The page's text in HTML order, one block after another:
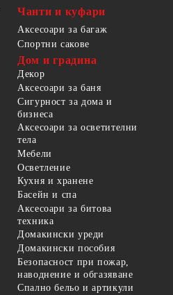
Чанти и куфари
Аксесоари за багаж
Спортни сакове
Дом и градина
Декор
Аксесоари за баня
Сигурност за дома и
бизнеса
Аксесоари за осветителни
тела
Мебели
Осветление
Кухня и хранене
Басейн и спа
Аксесоари за битова
техника
Домакински уреди
Домакински пособия
Безопасност при пожар,
наводнение и обгазяване
Спално бельо и артикули